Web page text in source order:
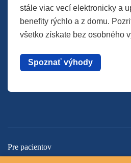
stále viac vecí elektronicky a
benefity rýchlo a z domu.
všetko získate bez osobného
Spoznať výhody
Pre pacientov